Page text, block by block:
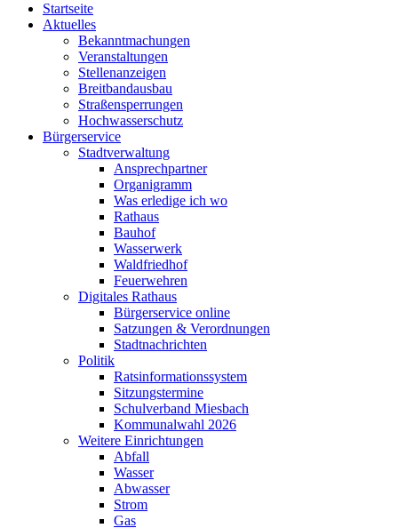
Startseite
Aktuelles
Bekanntmachungen
Veranstaltungen
Stellenanzeigen
Breitbandausbau
Straßensperrungen
Hochwasserschutz
Bürgerservice
Stadtverwaltung
Ansprechpartner
Organigramm
Was erledige ich wo
Rathaus
Bauhof
Wasserwerk
Waldfriedhof
Feuerwehren
Digitales Rathaus
Bürgerservice online
Satzungen & Verordnungen
Stadtnachrichten
Politik
Ratsinformationssystem
Sitzungstermine
Schulverband Miesbach
Kommunalwahl 2026
Weitere Einrichtungen
Abfall
Wasser
Abwasser
Strom
Gas